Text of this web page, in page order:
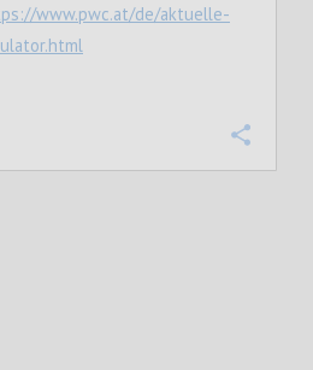
www.pwc.at/de/aktuelle-